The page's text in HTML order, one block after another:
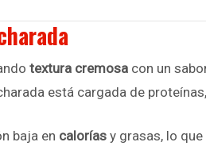
textura cremosa con un
está cargada de
baja en calorías y grasas, lo